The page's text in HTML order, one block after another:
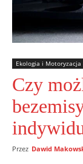
Ekologia i Motoryzacja
Czy
Przez Dawid